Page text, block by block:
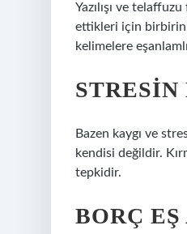
Yazılışı ve
ettikleri için
kelimelere
Bazen kaygı ve
kendisi değildir.
tepkidir.
BORÇ